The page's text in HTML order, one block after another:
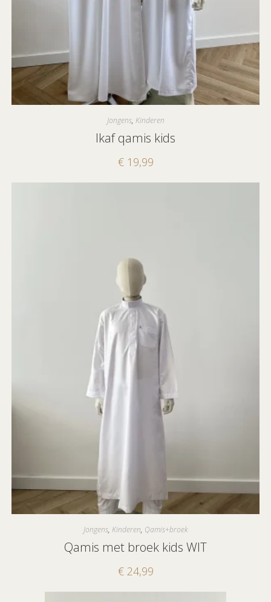
Jongens, Kinderen
Ikaf qamis kids
€19,99
Jongens, Kinderen, Qamis+broek
Qamis met broek kids WIT
€24,99